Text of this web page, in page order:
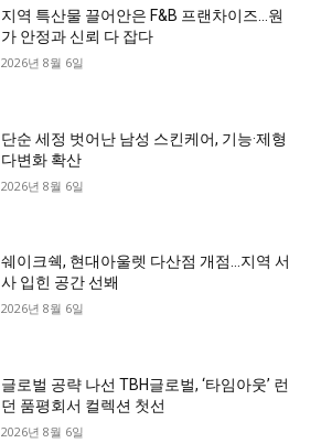
지역 특산물 끌어안은 F&B 프랜차이즈…원
가 안정과 신뢰 다 잡다
2026년 8월 6일
단순 세정 벗어난 남성 스킨케어, 기능·제형
다변화 확산
2026년 8월 6일
쉐이크쉑, 현대아울렛 다산점 개점…지역 서
사 입힌 공간 선봬
2026년 8월 6일
글로벌 공략 나선 TBH글로벌, ‘타임아웃’ 런
던 품평회서 컬렉션 첫선
2026년 8월 6일